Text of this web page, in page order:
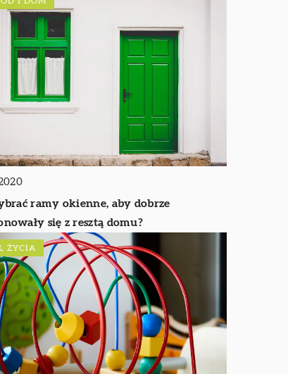
ramy okienne, aby dobrze
się z resztą domu?
ŻYCIA